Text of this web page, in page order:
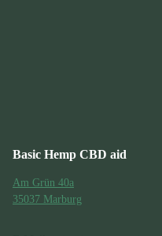
Basic Hemp CBD aid
Am Grün 40a
35037 Marburg